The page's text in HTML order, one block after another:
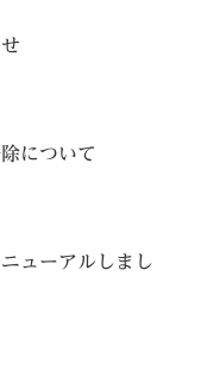
について
ューアルしまし